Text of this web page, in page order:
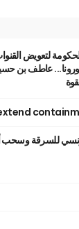
لتعويض
عاطف بن
للسرقة وسحب